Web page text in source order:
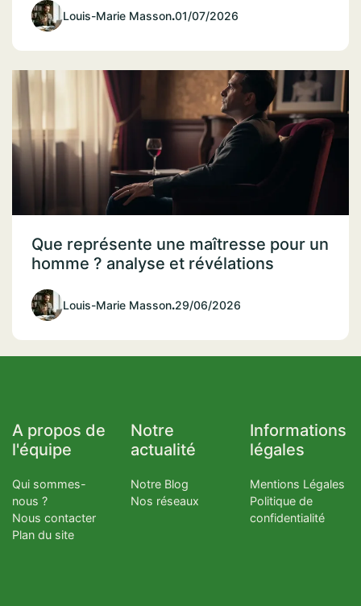
Louis-Marie Masson.01/07/2026
Que représente une maîtresse pour un
homme ? analyse et révélations
Louis-Marie Masson.29/06/2026
A propos de
l'équipe
Qui sommes-
nous ?
Nous contacter
Plan du site
Notre
actualité
Notre Blog
Nos réseaux
Informations
légales
Mentions Légales
Politique de
confidentialité